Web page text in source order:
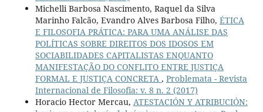
Michelli Barbosa Nascimento, Raquel da Silva
Marinho Falcão, Evandro Alves Barbosa Filho, ÉTICA
E FILOSOFIA PRÁTICA: PARA UMA ANÁLISE DAS
POLÍTICAS SOBRE DIREITOS DOS IDOSOS EM
SOCIABILIDADES CAPITALISTAS ENQUANTO
MANIFESTAÇÃO DO CONFLITO ENTRE JUSTIÇA
FORMAL E JUSTIÇA CONCRETA , Problemata - Revista
Internacional de Filosofia: v. 8 n. 2 (2017)
Horacio Hector Mercau, ATESTACIÓN Y ATRIBUCIÓN: